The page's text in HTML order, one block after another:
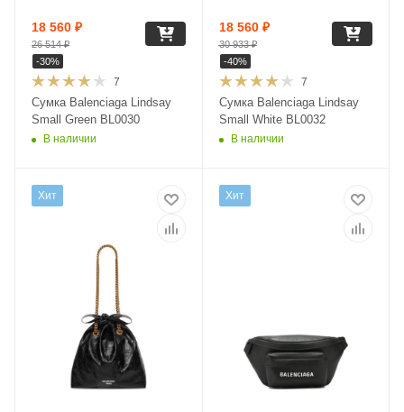
7
Сумка Balenciaga Lindsay
Small Green BL0030
В наличии
18 560 ₽
26 514₽
-30%
7
Сумка Balenciaga Lindsay
Small White BL0032
В наличии
18 560₽
30 933₽
-40%
Хит Хит